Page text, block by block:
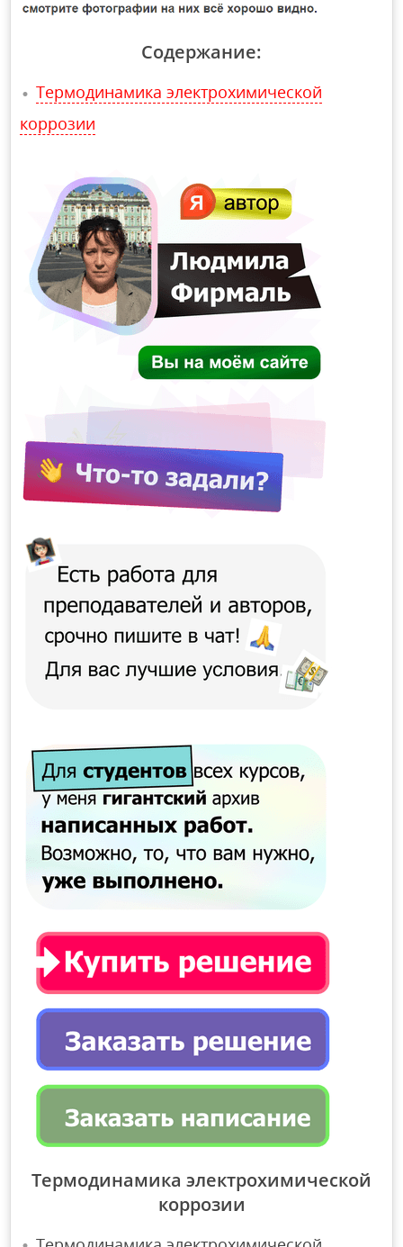
Содержание:
Термодинамика электрохимической
коррозии
Термодинамика электрохимической
коррозии